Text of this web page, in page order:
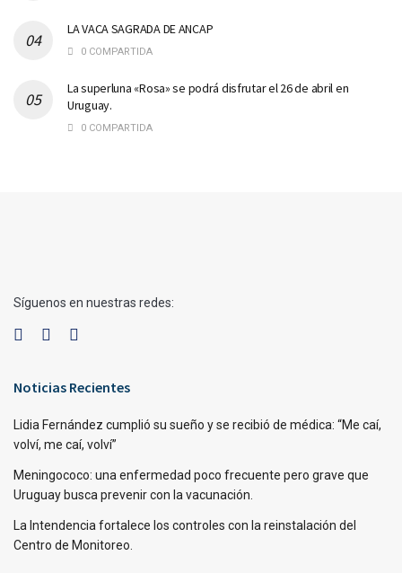
LA VACA SAGRADA DE ANCAP
0 COMPARTIDA
La superluna «Rosa» se podrá disfrutar el 26 de abril en
Uruguay.
0 COMPARTIDA
Síguenos en nuestras redes:
Noticias Recientes
Lidia Fernández cumplió su sueño y se recibió de médica: “Me caí,
volví, me caí, volví”
Meningococo: una enfermedad poco frecuente pero grave que
Uruguay busca prevenir con la vacunación.
La Intendencia fortalece los controles con la reinstalación del
Centro de Monitoreo.